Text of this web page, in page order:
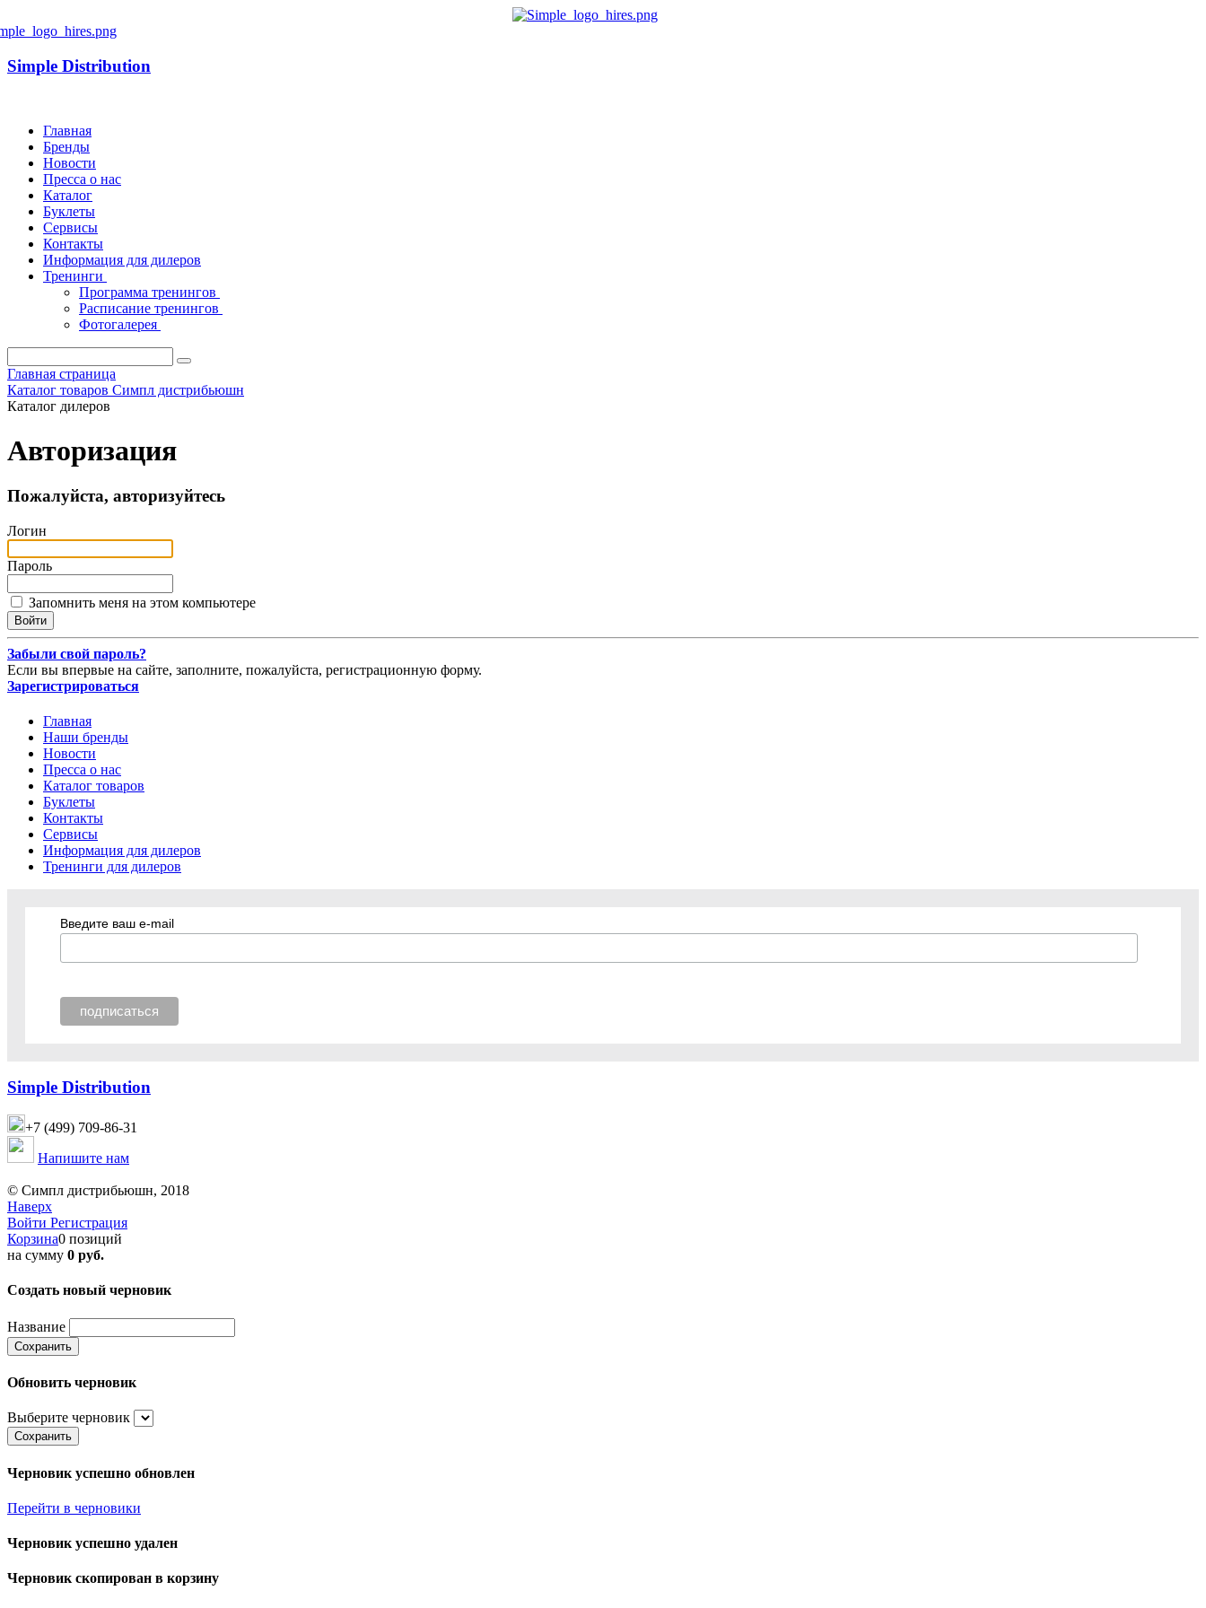
Simple Distribution
Главная
Бренды
Новости
Пресса о нас
Каталог
Буклеты
Сервисы
Контакты
Информация для дилеров
Тренинги
Программа тренингов
Расписание тренингов
Фотогалерея
Главная страница
Каталог товаров Симпл дистрибьюшн
Каталог дилеров
Авторизация
Пожалуйста, авторизуйтесь
Логин
Пароль
Запомнить меня на этом компьютере
Забыли свой пароль?
Если вы впервые на сайте, заполните, пожалуйста, регистрационную форму.
Зарегистрироваться
Главная
Наши бренды
Новости
Пресса о нас
Каталог товаров
Буклеты
Контакты
Сервисы
Информация для дилеров
Тренинги для дилеров
Введите ваш e-mail
Simple Distribution
+7 (499) 709-86-31
Напишите нам
© Симпл дистрибьюшн, 2018
Наверх
Войти Регистрация
Корзина0 позиций
на сумму 0 руб.
Создать новый черновик
Название
Сохранить
Обновить черновик
Выберите черновик
Сохранить
Черновик успешно обновлен
Перейти в черновики
Черновик успешно удален
Черновик скопирован в корзину